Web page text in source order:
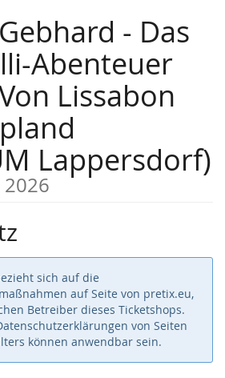
- Das
Abenteuer
Lissabon
Lappersdorf)
2026
sich auf die
auf Seite von pretix.eu,
Betreiber dieses Ticketshops.
von Seiten
können anwendbar sein.